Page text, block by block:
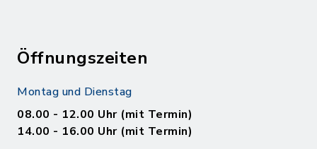
Öffnungszeiten
Montag und Dienstag
08.00 - 12.00 Uhr (mit Termin)
14.00 - 16.00 Uhr (mit Termin)